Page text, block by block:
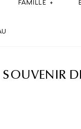
FAMILLE
SOUVENIR